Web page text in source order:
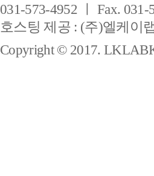
031-573-4952 ㅣ Fax.
호스팅 제공 : (주)엘케이
Copyright © 2017.